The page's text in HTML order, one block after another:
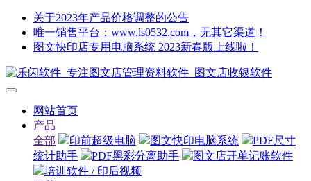
关于2023年产品价格调整的公告
唯一销售平台：www.ls0532.com，无其它渠道！
图文快印店专用电脑系统 2023新春版上线啦！
网站首页
产品
全部
印前超级电脑 图文快印电脑系统
PDF尺寸
统计助手
PDF黑彩分离助手
图文店开单记账软件
培训软件 / 印后视频